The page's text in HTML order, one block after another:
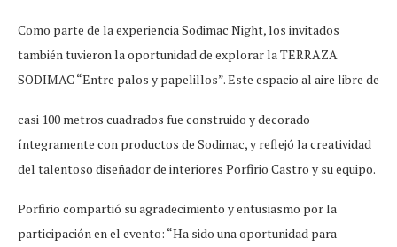
Como parte de la experiencia Sodimac Night, los invitados
también tuvieron la oportunidad de explorar la TERRAZA
SODIMAC “Entre palos y papelillos”. Este espacio al aire libre de
casi 100 metros cuadrados fue construido y decorado
íntegramente con productos de Sodimac, y reflejó la creatividad
del talentoso diseñador de interiores Porfirio Castro y su equipo.
Porfirio compartió su agradecimiento y entusiasmo por la
participación en el evento: “Ha sido una oportunidad para